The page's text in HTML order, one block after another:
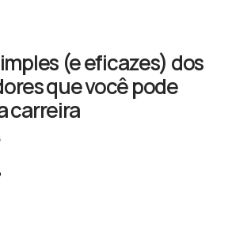
(e eficazes) dos
que você pode
carreira